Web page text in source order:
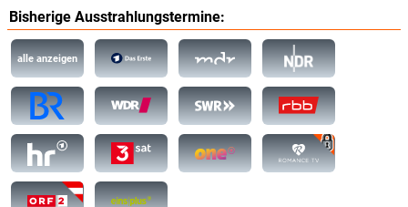
Bisherige Ausstrahlungstermine:
alle anzeigen